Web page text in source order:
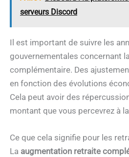
serveurs Discord
Il est important de suivre les
gouvernementales concernant
complémentaire. Des
en fonction des évolutions
Cela peut avoir des
montant que vous percevrez à
Ce que cela signifie pour les
La augmentation retraite